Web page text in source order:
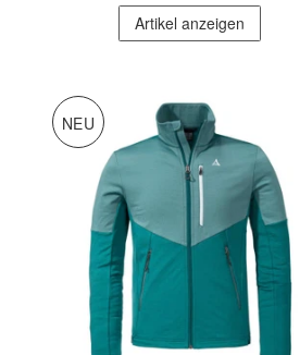
Artikel anzeigen
NEU